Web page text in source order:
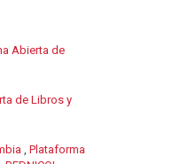
Abierta de
de Libros y
, Plataforma